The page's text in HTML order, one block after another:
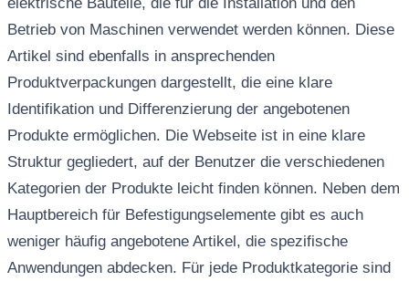
Betrieb von Maschinen verwendet werden können. Diese
Artikel sind ebenfalls in ansprechenden
Produktverpackungen dargestellt, die eine klare
Identifikation und Differenzierung der angebotenen
Produkte ermöglichen. Die Webseite ist in eine klare
Struktur gegliedert, auf der Benutzer die verschiedenen
Kategorien der Produkte leicht finden können. Neben dem
Hauptbereich für Befestigungselemente gibt es auch
weniger häufig angebotene Artikel, die spezifische
Anwendungen abdecken. Für jede Produktkategorie sind